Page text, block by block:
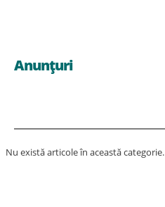
Anunțuri
Nu există articole în această categorie.